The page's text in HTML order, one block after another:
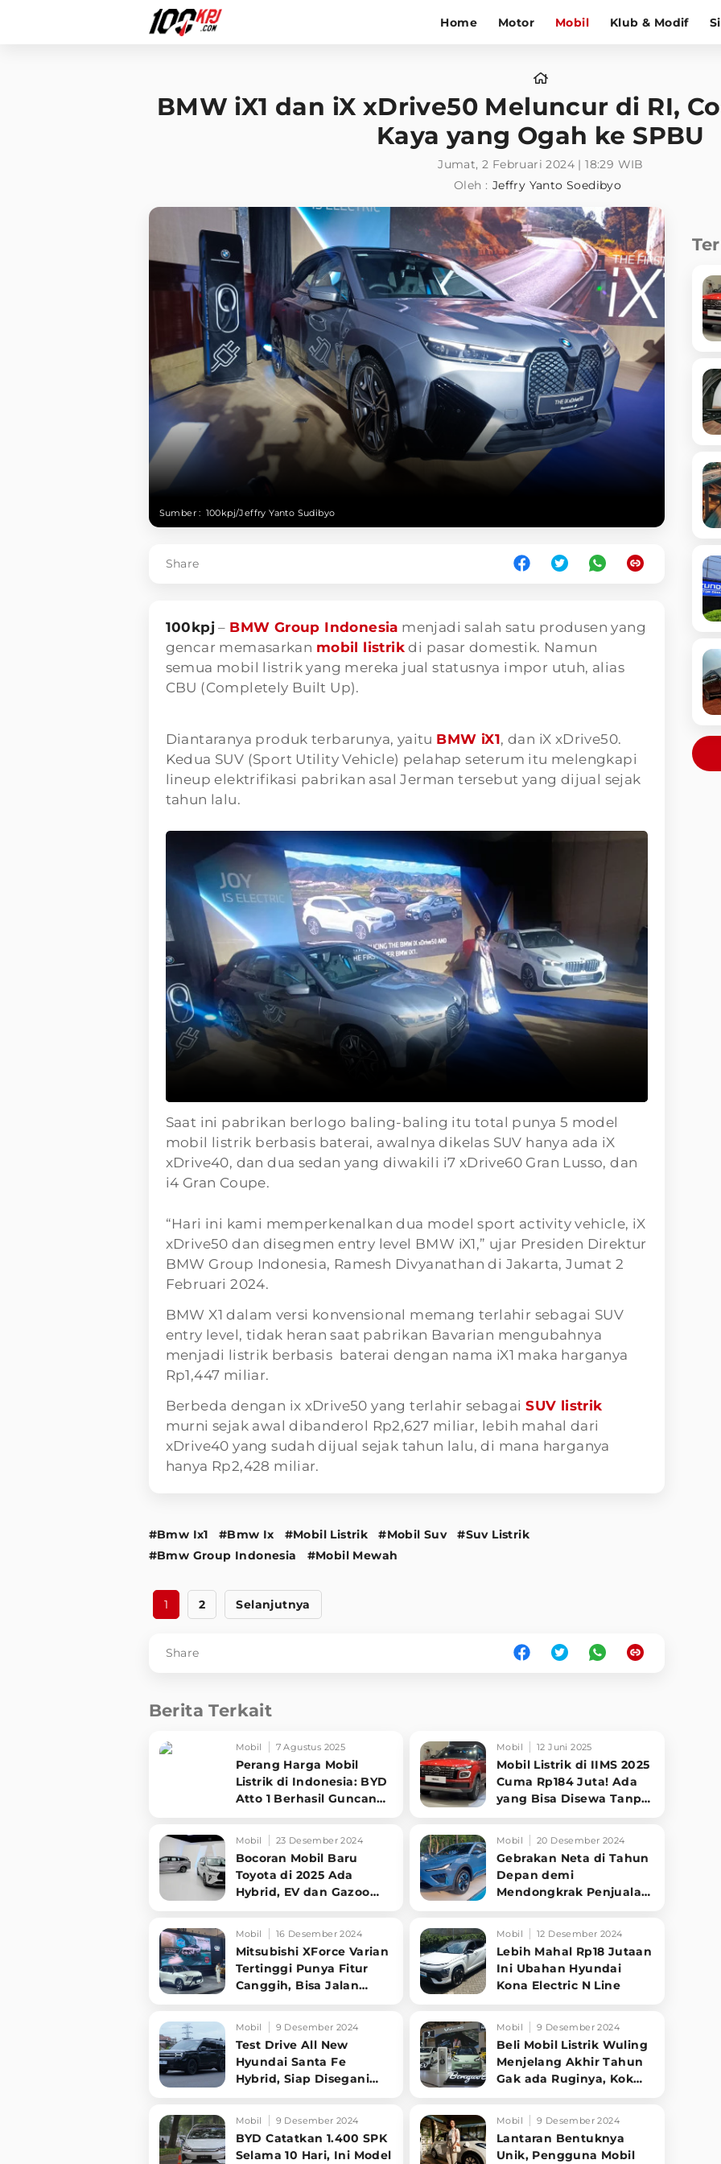
Home Motor Mobil Klub & Modif
BMW iX1 dan iX xDrive50 Meluncur di RI,
Kaya yang Ogah ke SPBU
Jumat, 2 Februari 2024 | 18:29 WIB
Oleh : Jeffry Yanto Soedibyo
Sumber : 100kpj/Jeffry Yanto Sudibyo
Share
100kpj– BMW Group Indonesia menjadi salah satu produsen yang
gencar memasarkan mobil listrikdi pasar domestik. Namun
semua mobil listrik yang mereka jual statusnya impor utuh, alias
CBU (Completely Built Up).
Diantaranya produk terbarunya, yaitu BMW iX1, dan iX xDrive50.
Kedua SUV (Sport Utility Vehicle) pelahap seterum itu melengkapi
lineup elektrifikasi pabrikan asal Jerman tersebut yang dijual sejak
tahun lalu.
Saat ini pabrikan berlogo baling-baling itu total punya 5 model
mobil listrik berbasis baterai, awalnya dikelas SUV hanya ada iX
xDrive40, dan dua sedan yang diwakili i7 xDrive60 Gran Lusso, dan
i4 Gran Coupe.
“Hari ini kami memperkenalkan dua model sport activity vehicle, iX
xDrive50 dan disegmen entry level BMW iX1,” ujar Presiden Direktur
BMW Group Indonesia, Ramesh Divyanathan di Jakarta, Jumat 2
Februari 2024.
BMW X1 dalam versi konvensional memang terlahir sebagai SUV
entry level, tidak heran saat pabrikan Bavarian mengubahnya
menjadi listrik berbasis baterai dengan nama iX1 maka harganya
Rp1,447 miliar.
Berbeda dengan ix xDrive50 yang terlahir sebagaiSUV listrik
murni sejak awal dibanderol Rp2,627 miliar, lebih mahal dari
xDrive40 yang sudah dijual sejak tahun lalu, di mana harganya
hanya Rp2,428 miliar.
#Bmw Ix1 #Bmw Ix #Mobil Listrik #Mobil Suv
#Suv Listrik
#Bmw Group Indonesia
#Mobil Mewah
1 2 Selanjutnya
Share
Berita Terkait
Mobil 7 Agustus 2025
Perang Harga Mobil
Listrik di Indonesia: BYD
Atto 1 Berhasil Guncang
Mobil 12 Juni 2025
Mobil Listrik di IIMS 2025
Cuma Rp184 Juta! Ada
yang Bisa Disewa Tanpa
Main-ma
Mobil 23 Desember 2024
Bocoran Mobil Baru
Toyota di 2025 Ada
Hybrid, EV dan Gazoo
Mobil 20 Desember 2024
Gebrakan Neta di Tahun
Depan demi
Mendongkrak Penjualan
Mobil 16 Desember 2024
Mitsubishi XForce Varian
Tertinggi Punya Fitur
Canggih, Bisa Jalan
Mobil 12 Desember 2024
Lebih Mahal Rp18 Jutaan
Ini Ubahan Hyundai
Kona Electric N Line
Mobil 9 Desember 2024
Test Drive All New
Hyundai Santa Fe
Hybrid, Siap Disegani
Mobil 9 Desember 2024
Beli Mobil Listrik Wuling
Menjelang Akhir Tahun
Gak ada Ruginya, Kok
Mobil 9 Desember 2024
BYD Catatkan 1.400 SPK
Selama 10 Hari, Ini Model
Mobil 9 Desember 2024
Lantaran Bentuknya
Unik, Pengguna Mobil